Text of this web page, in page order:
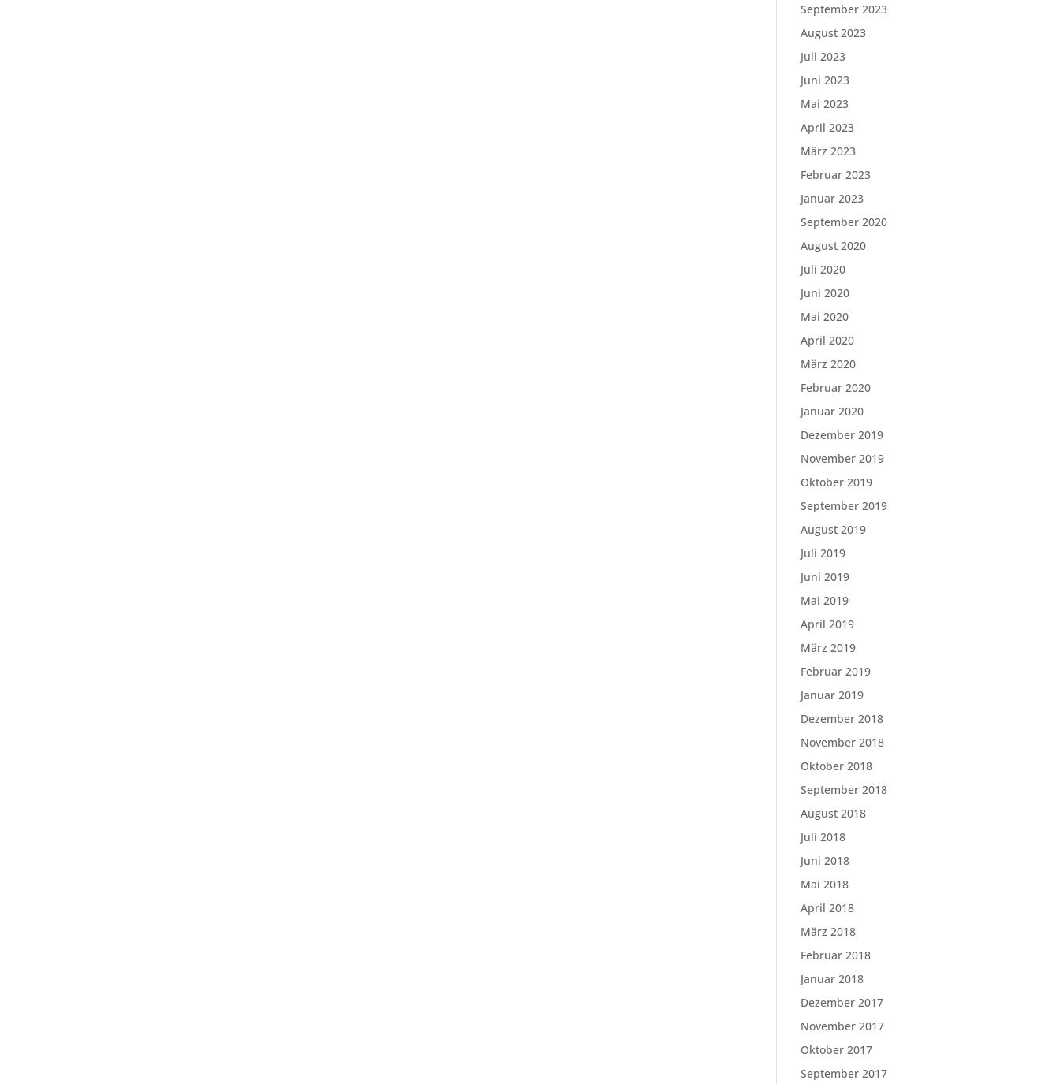
September 2023
August 2023
Juli 2023
Juni 2023
Mai 2023
April 2023
März 2023
Februar 2023
Januar 2023
September 2020
August 2020
Juli 2020
Juni 2020
Mai 2020
April 2020
März 2020
Februar 2020
Januar 2020
Dezember 2019
November 2019
Oktober 2019
September 2019
August 2019
Juli 2019
Juni 2019
Mai 2019
April 2019
März 2019
Februar 2019
Januar 2019
Dezember 2018
November 2018
Oktober 2018
September 2018
August 2018
Juli 2018
Juni 2018
Mai 2018
April 2018
März 2018
Februar 2018
Januar 2018
Dezember 2017
November 2017
Oktober 2017
September 2017